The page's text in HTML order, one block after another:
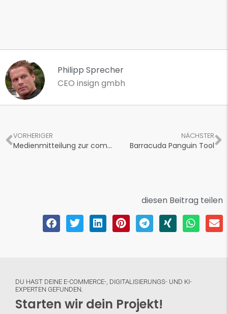
Philipp Sprecher
CEO insign gmbh
VORHERIGER
Medienmitteilung zur comparis.ch Android App Automarkt Schweiz
NÄCHSTER
Barracuda Panguin Tool
diesen Beitrag teilen
DU HAST DEINE E-COMMERCE-, DIGITALISIERUNGS- UND KI-
EXPERTEN GEFUNDEN.
Starten wir dein Projekt!